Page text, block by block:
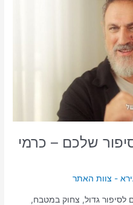
שלכם – כרמי
- צוות האתר
לסיפור גדול, צחוק במטבח,